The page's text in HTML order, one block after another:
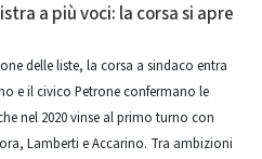
a più voci: la corsa si apre
delle liste, la corsa a sindaco entra
e il civico Petrone confermano le
nel 2020 vinse al primo turno con
Lamberti e Accarino. Tra ambizioni